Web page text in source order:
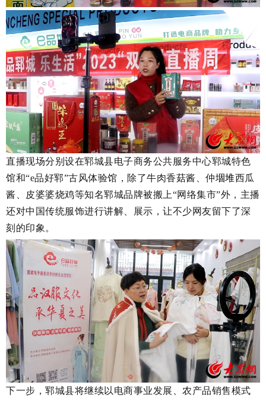
直播现场分别设在郓城县电子商务公共服务中心郓城特色
馆和“e品好郓”古风体验馆，除了牛肉香菇酱、仲堌堆西瓜
酱、皮婆婆烧鸡等知名郓城品牌被搬上“网络集市”外，主播
还对中国传统服饰进行讲解、展示，让不少网友留下了深
刻的印象。
下一步，郓城县将继续以电商事业发展、农产品销售模式